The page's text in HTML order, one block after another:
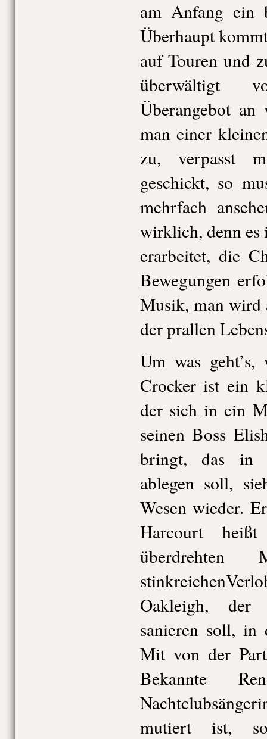
am Anfang ein
Überhaupt
auf Touren und
überwältigt
Überangebot an
man einer
zu, verpasst
geschickt, so
mehrfach
wirklich, denn
erarbeitet, die
Bewegungen
Musik, man wird
der prallen
Um was
Crocker ist ein
der sich in ein
seinen Boss
bringt, das in
ablegen soll,
Wesen wieder.
Harcourt
Oakleigh, der
sanieren soll, in
Mit von der
Bekannte
mutiert ist,